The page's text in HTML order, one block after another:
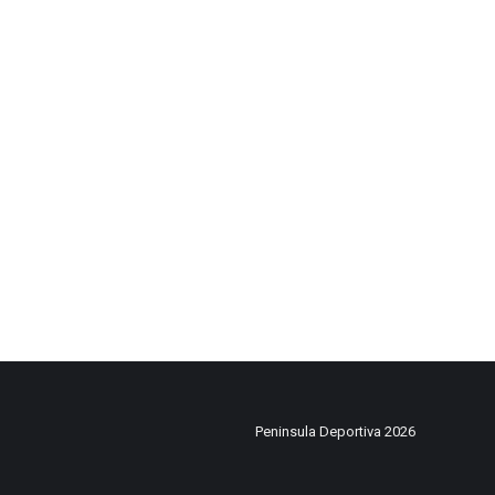
Peninsula Deportiva 2026